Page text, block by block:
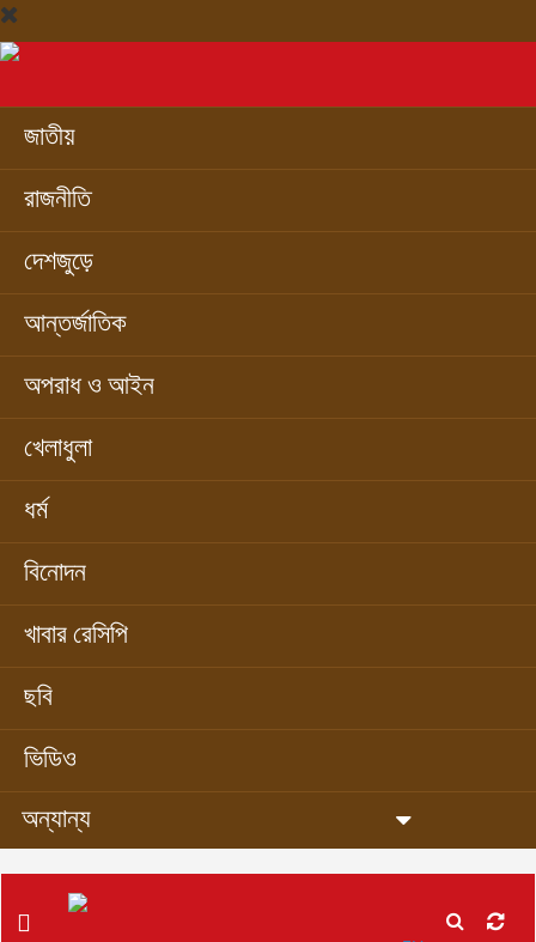
জাতীয়
রাজনীতি
দেশজুড়ে
আন্তর্জাতিক
অপরাধ ও আইন
খেলাধুলা
ধর্ম
বিনোদন
খাবার রেসিপি
ছবি
ভিডিও
অন্যান্য